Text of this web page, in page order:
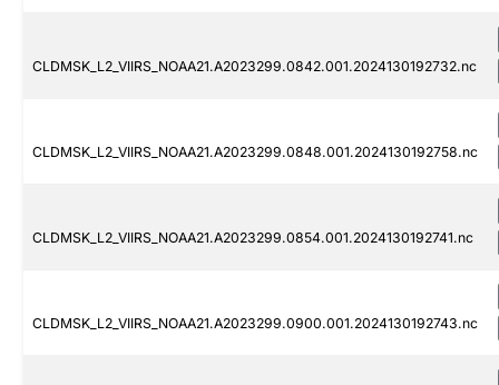
CLDMSK_L2_VIIRS_NOAA21.A2023299.0842.001.2024130192732.nc
CLDMSK_L2_VIIRS_NOAA21.A2023299.0848.001.2024130192758.nc
CLDMSK_L2_VIIRS_NOAA21.A2023299.0854.001.2024130192741.nc
CLDMSK_L2_VIIRS_NOAA21.A2023299.0900.001.2024130192743.nc